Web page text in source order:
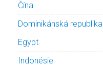
Čína
Dominikánská republika
Egypt
Indonésie